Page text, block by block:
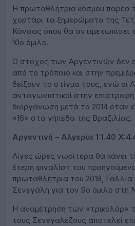
Η πρωταθλήτρια κόσμου παρέα
χορτάρι τα ξημερώματα της
Κάνσας όπου θα αντιμετωπίσει
10ο όμιλο.
Ο στόχος των Αργεντινών δεν
από το τρόπαιο και στην
δείξουν το στίγμα τους, ενώ οι
ανταγωνιστικοί στην
διοργάνωση μετά το 2014 όταν
«16» στα γήπεδα της Βραζιλίας.
Αργεντινή – Αλγερία 1:1.40
Λίγες ώρες νωρίτερα θα κάνει
έτερη φιναλίστ του
πρωταθλήτρια του 2018, Γαλλία
Σενεγάλη για τον 9ο όμιλο στη
Η αναμέτρηση των «τρικολόρ»
τους Σενεγαλέζους αποτελεί